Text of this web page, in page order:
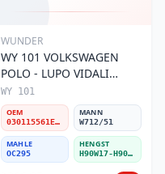
WUNDER
WY 101 VOLKSWAGEN
POLO - LUPO VIDALI
030115561E Yağ Filtresi
WY 101
OEM
030115561E / 030115561AA / 030115561AB / 030115561AD
MANN
W712/51
MAHLE
OC295
HENGST
H90W17-H90W11